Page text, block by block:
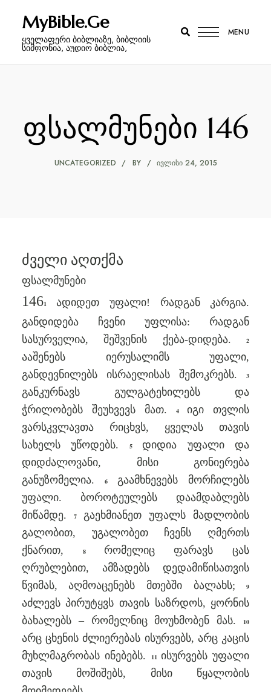
MyBible.Ge
ყველაფერი ბიბლიაზე, ბიბლიის
სიმფონია, აუდიო ბიბლია,
MENU
ფსალმუნები 146
UNCATEGORIZED BY ᲘᲕᲚᲘᲡᲘ 24, 2015
ძველი აღთქმა
ფსალმუნები
1461
ადიდეთ უფალი! რადგან კარგია.
განდიდება ჩვენი უფლისა: რადგან
სასურველია, შეშვენის ქება-დიდება.2
ააშენებს იერუსალიმს უფალი,
განდევნილებს ისრაელისას შემოკრებს.3
განკურნავს გულგატეხილებს და
ჭრილობებს შეუხვევს მათ.4 იგი თვლის
ვარსკვლავთა რიცხვს, ყველას თავის
სახელს უწოდებს.5 დიდია უფალი და
დიდძალოვანი, მისი გონიერება
განუზომელია.6 გაამხნევებს მორჩილებს
უფალი. ბოროტეულებს დაამდაბლებს
მიწამდე.7 გაეხმიანეთ უფალს მადლობის
გალობით, უგალობეთ ჩვენს ღმერთს
ქნარით,
8
რომელიც ფარავს ცას
ღრუბლებით, ამზადებს დედამიწისათვის
წვიმას, აღმოაცენებს მთებში ბალახს;9
აძლევს პირუტყვს თავის საზრდოს, ყორნის
ბახალებს – რომელნიც მოუხმობენ მას.
10
არც ცხენის ძლიერებას ისურვებს, არც კაცის
მუხლმაგრობას ინებებს.
11 ისურვებს უფალი
თავის მოშიშებს, მისი წყალობის